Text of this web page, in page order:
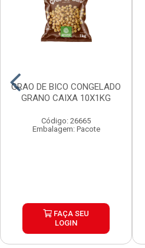
GRAO DE BICO CONGELADO
GRANO CAIXA 10X1KG
Código: 26665
Embalagem: Pacote
FAÇA SEU
LOGIN